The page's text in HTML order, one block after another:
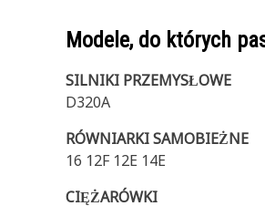
Modele, do których
SILNIKI PRZEMYSŁOWE
D320A
RÓWNIARKI SAMOBIEŻNE
16 12F 12E 14E
CIĘŻARÓWKI